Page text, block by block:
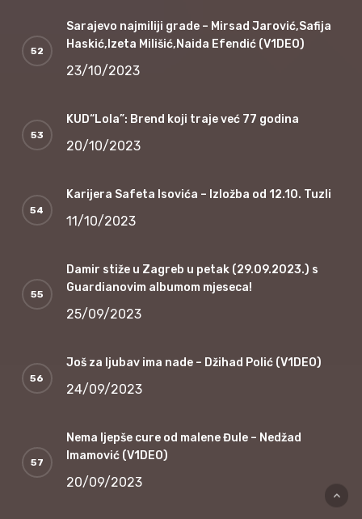
Sarajevo najmiliji grade – Mirsad Jarović,Safija
Haskić,Izeta Milišić,Naida Efendić (V1DEO)
23/10/2023
KUD“Lola”: Brend koji traje već 77 godina
20/10/2023
Karijera Safeta Isovića – Izložba od 12.10. Tuzli
11/10/2023
Damir stiže u Zagreb u petak (29.09.2023.) s
Guardianovim albumom mjeseca!
25/09/2023
Još za ljubav ima nade – Džihad Polić (V1DEO)
24/09/2023
Nema ljepše cure od malene Đule – Nedžad
Imamović (V1DEO)
20/09/2023